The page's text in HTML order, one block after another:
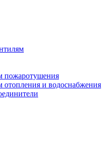
пожаротушения
и водоснабжения